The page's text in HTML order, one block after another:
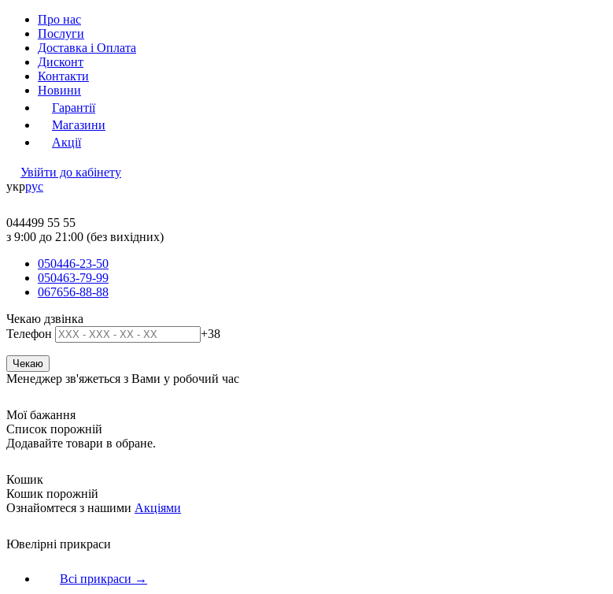
Про нас
Послуги
Доставка і Оплата
Дисконт
Контакти
Новини
Гарантії
Магазини
Акції
Увійти до кабінету
укррус
044499 55 55
з 9:00 до 21:00 (без вихідних)
050446-23-50
050463-79-99
067656-88-88
Чекаю дзвінка
Телефон
+38
Менеджер зв'яжеться з Вами у робочий час
Мої бажання
Список порожній
Додавайте товари в обране.
Кошик
Кошик порожній
Ознайомтеся з нашими Акціями
Ювелірні прикраси
Всі прикраси →